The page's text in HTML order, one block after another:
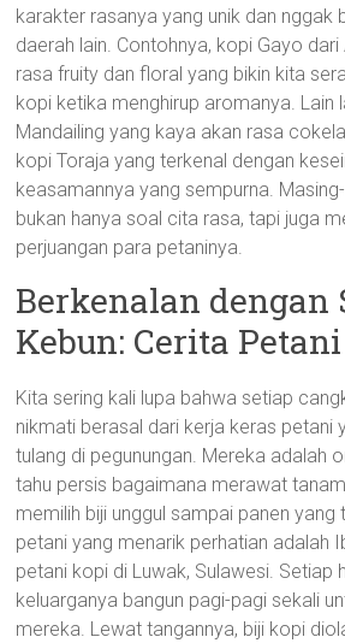
karakter rasanya yang unik dan nggak
daerah lain. Contohnya, kopi Gayo
rasa fruity dan floral yang bikin kita
kopi ketika menghirup aromanya. Lain
Mandailing yang kaya akan rasa
kopi Toraja yang terkenal dengan
keasamannya yang sempurna.
bukan hanya soal cita rasa, tapi juga
perjuangan para petaninya.
Berkenalan dengan
Kebun: Cerita
Kita sering kali lupa bahwa setiap
nikmati berasal dari kerja keras petani
tulang di pegunungan. Mereka adalah
tahu persis bagaimana merawat
memilih biji unggul sampai panen yang
petani yang menarik perhatian adalah
petani kopi di Luwak, Sulawesi. Setiap
keluarganya bangun pagi-pagi sekali
mereka. Lewat tangannya, biji kopi